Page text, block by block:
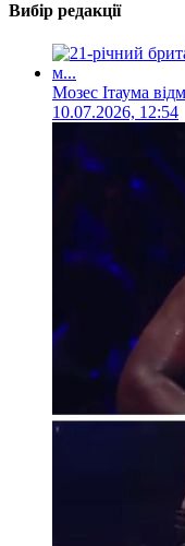
Вибір редакції
Мозес Ітаума
10.07.2026, 12:54